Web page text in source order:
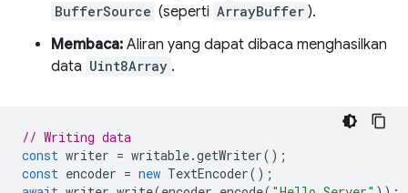
BufferSource (seperti ArrayBuffer ).
Membaca: Aliran yang dapat dibaca menghasilkan
data Uint8Array .
// Writing data
const writer = writable.getWriter();
const encoder = new TextEncoder();